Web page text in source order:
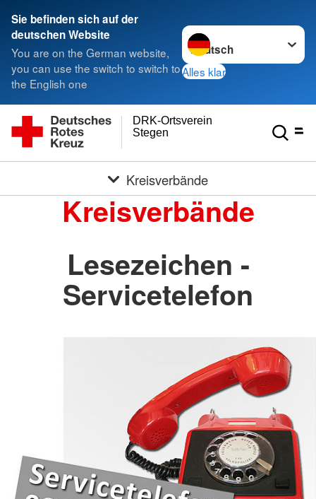
Sie befinden sich auf der
deutschen Website
You are on the German website,
you can use the switch to switch to
the English one
Sprache wechseln zu
Alles klar
Stegen
DRK-Ortsverein
Kreisverbände
Kreisverbände
Lesezeichen -
Servicetelefon